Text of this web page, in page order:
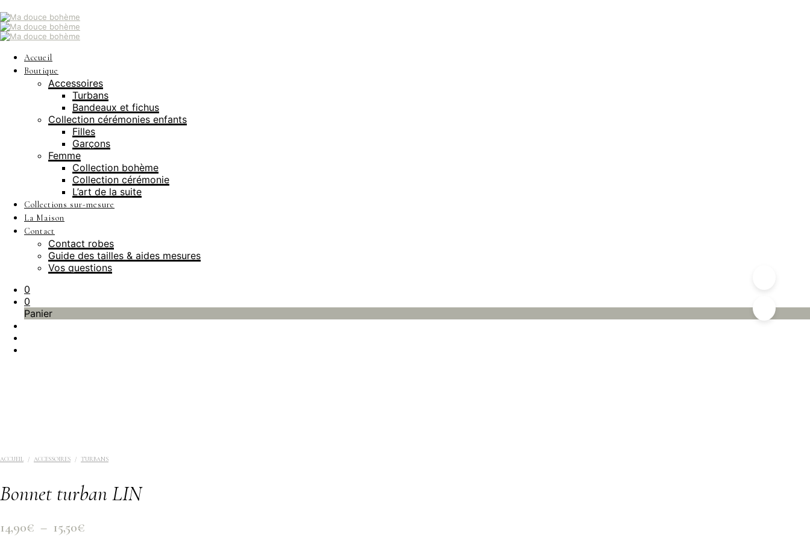
Accueil
Boutique
Accessoires
Turbans
Bandeaux et fichus
Collection cérémonies enfants
Filles
Garçons
Femme
Collection bohème
Collection cérémonie
L’art de la suite
Collections sur-mesure
La Maison
Contact
Contact robes
Guide des tailles & aides mesures
Vos questions
0
0
Panier
ACCUEIL / ACCESSOIRES / TURBANS
Bonnet turban LIN
14,90€ – 15,50€